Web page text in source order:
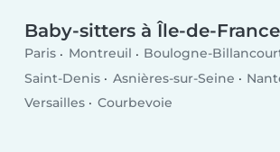
Baby-sitters à Île-de-France
Paris Montreuil Boulogne-
Saint-Denis
Asnières-sur-Seine
Versailles
Courbevoie